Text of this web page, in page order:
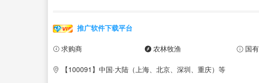
推广软件下载平台
求购商 农林牧渔 国有
【100091】中国·大陆（上海、北京、深圳、重庆）等